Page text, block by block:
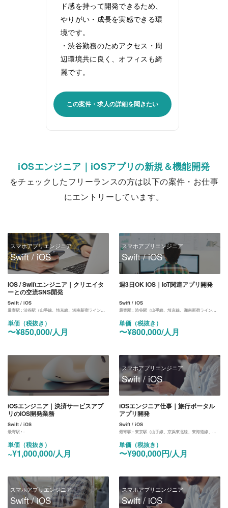
ド感を持って開発できるため、
やりがい・成長を実感できる環
境です。
・渋谷勤務のためアクセス・周
辺環境共に良く、オフィスも綺
麗です。
この案件・求人の詳細を聞きたい
iOSエンジニア｜iOSアプリの新規＆機能開発
をチェックしたフリーランスの方は以下の案件・お仕事
にエントリーしています。
スマホアプリエンジニア
Swift / iOS
iOS / Swiftエンジニア｜クリエイタ
ーとの交流SNS開発
Swift / iOS
最寄駅 : 渋谷駅（山手線、埼京線、湘南新宿ライン、東横線、田園都市線、銀座線、半蔵門線、副都心線）
単価（税抜き）
〜¥850,000/人月
スマホアプリエンジニア
Swift / iOS
週3日OK iOS｜IoT関連アプリ開発
Swift / iOS
最寄駅 :渋谷駅（山手線、埼京線、湘南新宿ライン、東横線、田園都市線、銀座線、半蔵門線、副都心線）
単価（税抜き）
〜¥800,000/人月
iOSエンジニア｜決済サービスアプ
リのiOS開発業務
Swift / iOS
最寄駅 : -
単価（税抜き）
~¥1,000,000/人月
スマホアプリエンジニア
Swift / iOS
iOSエンジニア仕事｜旅行ポータル
アプリ開発
Swift / iOS
最寄駅 :東京駅（山手線、京浜東北線、東海道線、中央線、京葉線、丸ノ内線）
単価（税抜き）
〜¥900,000円/人月
スマホアプリエンジニア
Swift / iOS
スマホアプリエンジニア
Swift / iOS